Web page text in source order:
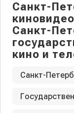
Санкт-
Санкт-
кино и
Санкт-